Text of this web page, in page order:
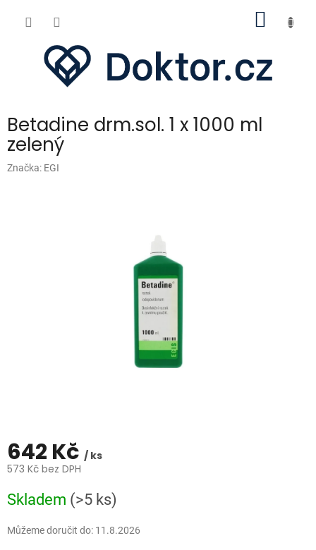
Betadine drm.sol. 1 x 1000 ml
zelený
Značka: EGI
642 Kč / ks
573 Kč bez DPH
cena:
Skladem (>5 ks)
Můžeme doručit do: 11.8.2026